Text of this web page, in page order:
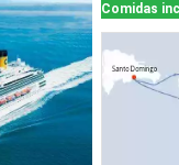
Comidas